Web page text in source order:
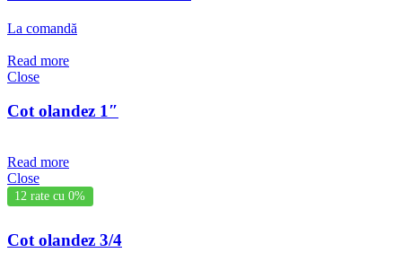
La comandă
Read more
Close
Cot olandez 1″
Read more
Close
12 rate cu 0%
Cot olandez 3/4